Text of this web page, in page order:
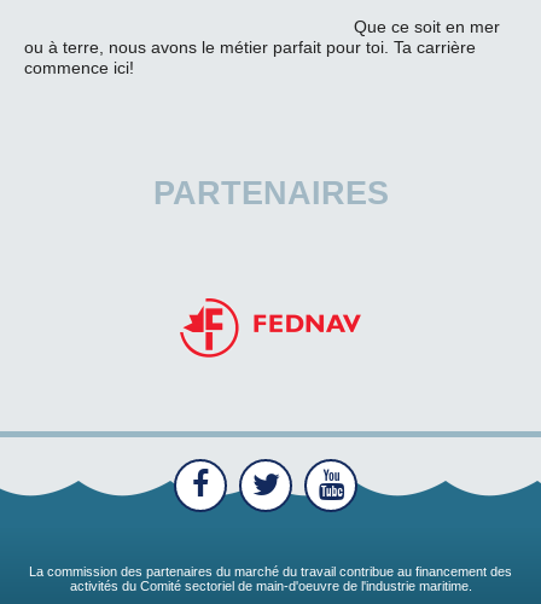
Que ce soit en mer
ou à terre, nous avons le métier parfait pour toi. Ta carrière
commence ici!
PARTENAIRES
La commission des partenaires du marché du travail contribue au financement des
activités du Comité sectoriel de main-d'oeuvre de l'industrie maritime.